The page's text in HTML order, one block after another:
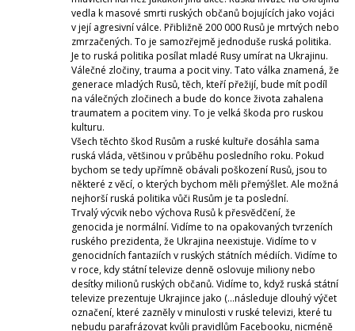
vedla k masové smrti ruských občanů bojujících jako vojáci
v její agresivní válce. Přibližně 200 000 Rusů je mrtvých nebo
zmrzačených. To je samozřejmě jednoduše ruská politika.
Je to ruská politika posílat mladé Rusy umírat na Ukrajinu.
Válečné zločiny, trauma a pocit viny. Tato válka znamená, že
generace mladých Rusů, těch, kteří přežijí, bude mít podíl
na válečných zločinech a bude do konce života zahalena
traumatem a pocitem viny. To je velká škoda pro ruskou
kulturu.
Všech těchto škod Rusům a ruské kultuře dosáhla sama
ruská vláda, většinou v průběhu posledního roku. Pokud
bychom se tedy upřímně obávali poškození Rusů, jsou to
některé z věcí, o kterých bychom měli přemýšlet. Ale možná
nejhorší ruská politika vůči Rusům je ta poslední.
Trvalý výcvik nebo výchova Rusů k přesvědčení, že
genocida je normální. Vidíme to na opakovaných tvrzeních
ruského prezidenta, že Ukrajina neexistuje. Vidíme to v
genocidních fantaziích v ruských státních médiích. Vidíme to
v roce, kdy státní televize denně oslovuje miliony nebo
desítky milionů ruských občanů. Vidíme to, když ruská státní
televize prezentuje Ukrajince jako (…následuje dlouhý výčet
označení, které zazněly v minulosti v ruské televizi, které tu
nebudu parafrázovat kvůli pravidlům Facebooku, nicméně